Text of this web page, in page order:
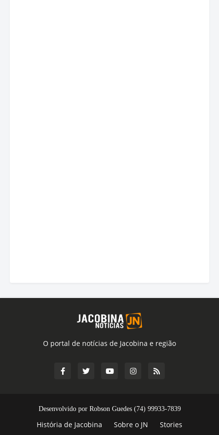
O portal de notícias de Jacobina e região
Desenvolvido por Robson Guedes (74) 99933-7839
História de Jacobina Sobre o JN Stories